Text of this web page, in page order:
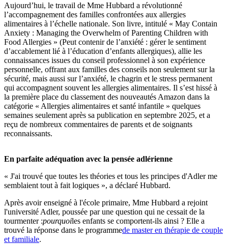
Aujourd’hui, le travail de Mme Hubbard a révolutionné
l’accompagnement des familles confrontées aux allergies
alimentaires à l’échelle nationale. Son livre, intitulé « May Contain
Anxiety : Managing the Overwhelm of Parenting Children with
Food Allergies » (Peut contenir de l’anxiété : gérer le sentiment
d’accablement lié à l’éducation d’enfants allergiques), allie les
connaissances issues du conseil professionnel à son expérience
personnelle, offrant aux familles des conseils non seulement sur la
sécurité, mais aussi sur l’anxiété, le chagrin et le stress permanent
qui accompagnent souvent les allergies alimentaires. Il s’est hissé à
la première place du classement des nouveautés Amazon dans la
catégorie « Allergies alimentaires et santé infantile » quelques
semaines seulement après sa publication en septembre 2025, et a
reçu de nombreux commentaires de parents et de soignants
reconnaissants.
En parfaite adéquation avec la pensée adlérienne
« J'ai trouvé que toutes les théories et tous les principes d'Adler me
semblaient tout à fait logiques », a déclaré Hubbard.
Après avoir enseigné à l'école primaire, Mme Hubbard a rejoint
l'université Adler, poussée par une question qui ne cessait de la
tourmenter :pourquoiles enfants se comportent-ils ainsi ? Elle a
trouvé la réponse dans le programmede master en thérapie de couple
et familiale.